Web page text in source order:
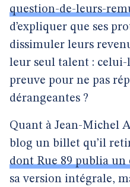
question-de-leurs-
d’expliquer que ses
dissimuler leurs
leur seul talent :
preuve pour ne pas
dérangeantes ?
Quant à Jean-Michel
blog un billet qu’il
dont Rue 89 publia un
sa version intégrale,